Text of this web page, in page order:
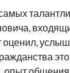
оценил,